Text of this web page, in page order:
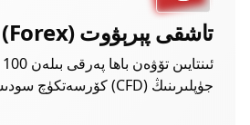
تاشقى پېرېۋوت (Forex)
جۈپلىرىنىڭ (CFD) كۆرسەتكۈچ سودىسىنى قىلىڭ.